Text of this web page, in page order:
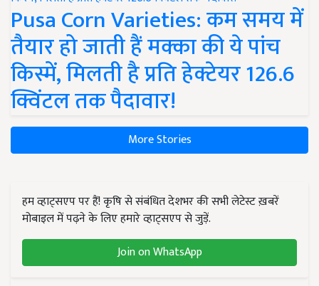
Pusa Corn Varieties: कम समय में
तैयार हो जाती हैं मक्का की ये पांच
किस्में, मिलती है प्रति हेक्टेयर 126.6
क्विंटल तक पैदावार!
More Stories
हम व्हाट्सएप पर हैं! कृषि से संबंधित देशभर की सभी लेटेस्ट ख़बरें
मोबाइल में पढ़ने के लिए हमारे व्हाट्सएप से जुड़ें.
Join on WhatsApp